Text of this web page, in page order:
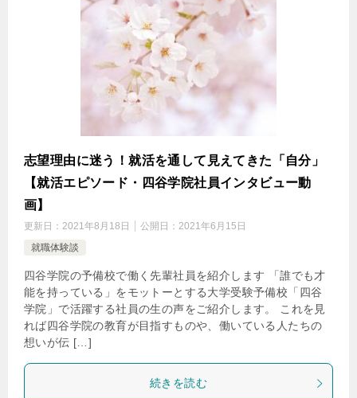
志望理由に迷う！就活を通して見えてきた「自分」
【就活エピソード・四谷学院社員インタビュー動
画】
更新日： 2021年8月18日 公開日： 2021年6月15日
就職体験談
四谷学院の予備校で働く先輩社員を紹介します 「誰でも才
能を持っている」をモットーとする大学受験予備校「四谷
学院」で活躍する社員の生の声をご紹介します。 これを見
れば四谷学院の教育が目指すものや、働いている人たちの
想いが伝 […]
続きを読む